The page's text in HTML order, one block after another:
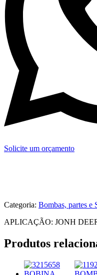
Solicite um orçamento
Categoria: Bombas, partes e
APLICAÇÃO: JONH
Produtos